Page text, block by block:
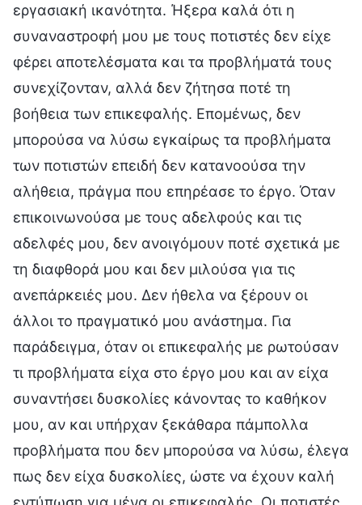
εργασιακή ικανότητα. Ήξερα καλά ότι η
συναναστροφή μου με τους ποτιστές δεν είχε
φέρει αποτελέσματα και τα προβλήματά τους
συνεχίζονταν, αλλά δεν ζήτησα ποτέ τη
βοήθεια των επικεφαλής. Επομένως, δεν
μπορούσα να λύσω εγκαίρως τα προβλήματα
των ποτιστών επειδή δεν κατανοούσα την
αλήθεια, πράγμα που επηρέασε το έργο. Όταν
επικοινωνούσα με τους αδελφούς και τις
αδελφές μου, δεν ανοιγόμουν ποτέ σχετικά με
τη διαφθορά μου και δεν μιλούσα για τις
ανεπάρκειές μου. Δεν ήθελα να ξέρουν οι
άλλοι το πραγματικό μου ανάστημα. Για
παράδειγμα, όταν οι επικεφαλής με ρωτούσαν
τι προβλήματα είχα στο έργο μου και αν είχα
συναντήσει δυσκολίες κάνοντας το καθήκον
μου, αν και υπήρχαν ξεκάθαρα πάμπολλα
προβλήματα που δεν μπορούσα να λύσω, έλεγα
πως δεν είχα δυσκολίες, ώστε να έχουν καλή